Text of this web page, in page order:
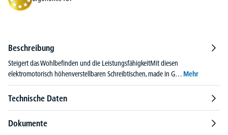
Beschreibung
Steigert das Wohlbefinden und die LeistungsfähigkeitMit diesen
elektromotorisch höhenverstellbaren Schreibtischen, made in G… Mehr
Technische Daten
Dokumente